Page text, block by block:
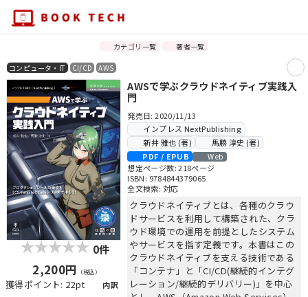
カテゴリ一覧 著者一覧
コンピュータ・IT CI/CD AWS
0件
2,200円 （税込）
獲得ポイント: 22pt 内訳
AWSで学ぶクラウドネイティブ実践入
門
発売日: 2020/11/13
インプレス NextPublishing
新井 雅也 (著)
馬勝 淳史 (著)
PDF / EPUB
Web
想定ページ数: 218ページ
ISBN: 9784844379065
全文検索: 対応
クラウドネイティブとは、各種のクラウ
ドサービスを利用して構築された、クラ
ウド環境での運用を前提としたシステム
やサービスを指す定義です。本書はこの
クラウドネイティブを支える技術である
「コンテナ」と「CI/CD(継続的インテグ
レーション/継続的デリバリー)」を中心